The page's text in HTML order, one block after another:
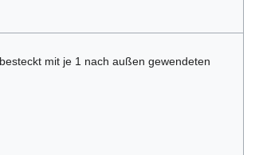
mit je 1 nach außen gewendeten